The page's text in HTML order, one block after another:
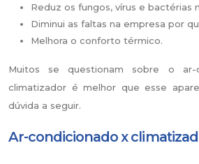
Reduz os fungos, vírus e bactérias
Diminui as faltas na empresa por
Melhora o conforto térmico.
Muitos se questionam sobre o ar-
climatizador é melhor que esse
dúvida a seguir.
Ar-condicionado x